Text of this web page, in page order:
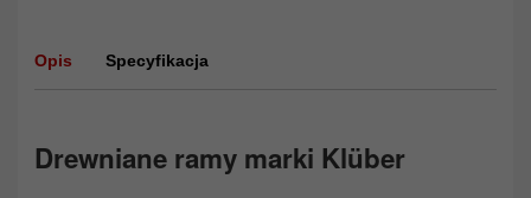
Opis Specyfikacja
Drewniane ramy marki Klüber